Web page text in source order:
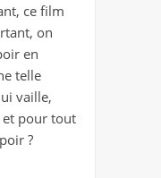
ce film
on
en
telle
vaille,
pour tout
?